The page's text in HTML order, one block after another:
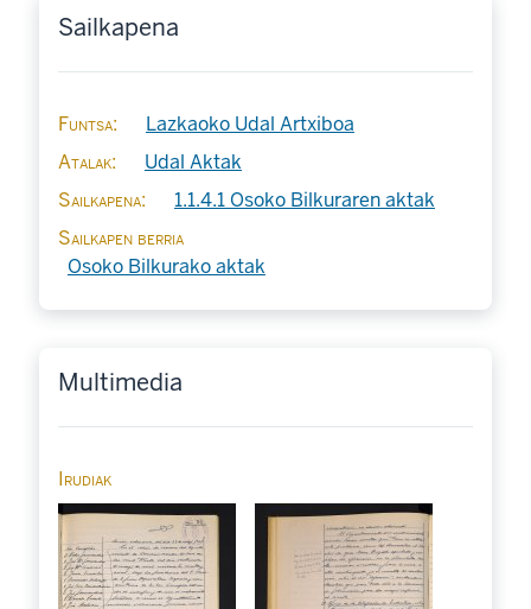
Sailkapena
Funtsa
Lazkaoko Udal Artxiboa
Atalak
Udal Aktak
Sailkapena
1.1.4.1 Osoko Bilkuraren aktak
Sailkapen berria
Osoko Bilkurako aktak
Multimedia
Irudiak